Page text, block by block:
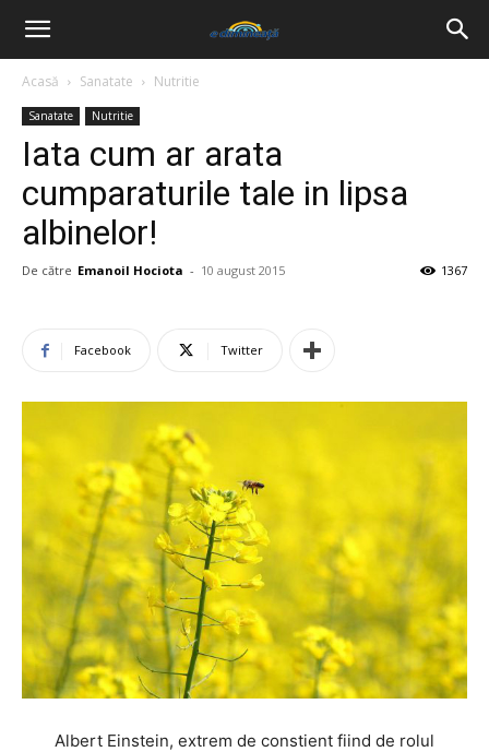
Acasă Sanatate Nutritie
Sanatate Nutritie
Iata cum ar arata
cumparaturile tale in lipsa
albinelor!
De către Emanoil Hociota - 10 august 2015 1367
Facebook Twitter
Albert Einstein, extrem de constient fiind de rolul